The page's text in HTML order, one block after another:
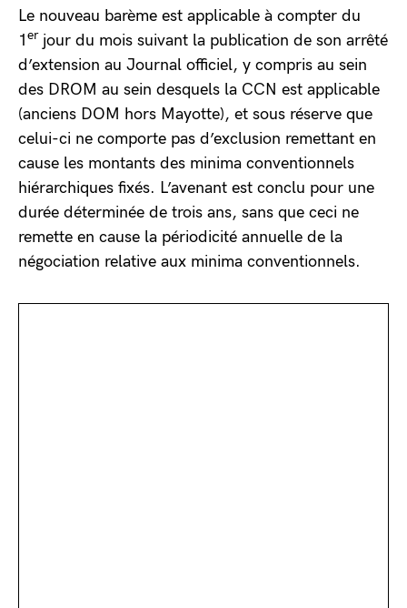
Le nouveau barème est applicable à compter du
1 er jour du mois suivant la publication de son arrêté
d’extension au Journal officiel, y compris au sein
des DROM au sein desquels la CCN est applicable
(anciens DOM hors Mayotte), et sous réserve que
celui-ci ne comporte pas d’exclusion remettant en
cause les montants des minima conventionnels
hiérarchiques fixés. L’avenant est conclu pour une
durée déterminée de trois ans, sans que ceci ne
remette en cause la périodicité annuelle de la
négociation relative aux minima conventionnels.